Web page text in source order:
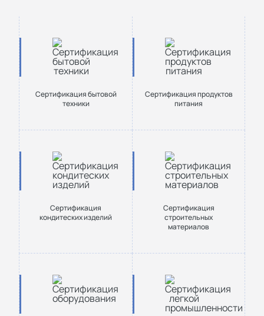
Сертификация бытовой
техники
Сертификация продуктов
питания
Сертификация
кондитеских изделий
Сертификация
строительных
материалов